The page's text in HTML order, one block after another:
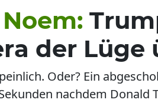
der
Oder? Ein
nachdem